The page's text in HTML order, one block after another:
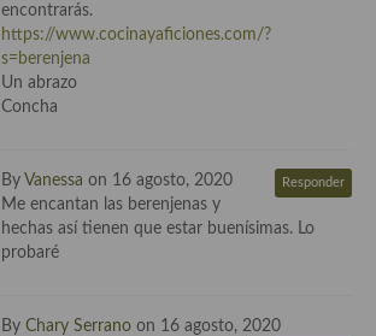
encontrarás.
https://www.cocinayaficiones.com/?
s=berenjena
Un abrazo
Concha
By Vanessa on 16 agosto, 2020 Responder
Me encantan las berenjenas y
hechas así tienen que estar buenísimas. Lo
probaré
By Chary Serrano on 16 agosto, 2020